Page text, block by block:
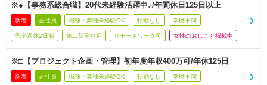
※●【事務系総合職】20代未経験活躍中♪/年間休日125日以上
新着 正社員 職種・業種未経験OK 転勤なし 学歴不問
完全週休2日制 第二新卒歓迎 リモートワーク可 女性のおしごと掲載中
※□【プロジェクト企画・管理】初年度年収400万可/年休125日
新着 正社員 職種・業種未経験OK 転勤なし 学歴不問